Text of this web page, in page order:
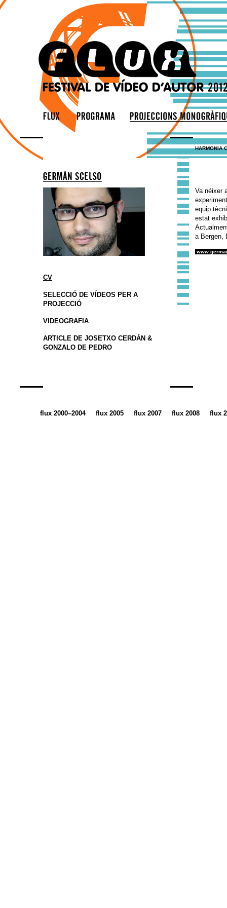
HARMONIA
CV
SELECCIÓ DE VÍDEOS PER A
PROJECCIÓ
VIDEOGRAFIA
ARTICLE DE JOSETXO CERDÁN &
GONZALO DE PEDRO
Va néixer
equip
estat
a Bergen,
flux 2000–2004 flux 2005 flux 2007 flux 2008 flux